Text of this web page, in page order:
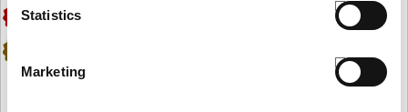
Statistics
Marketing